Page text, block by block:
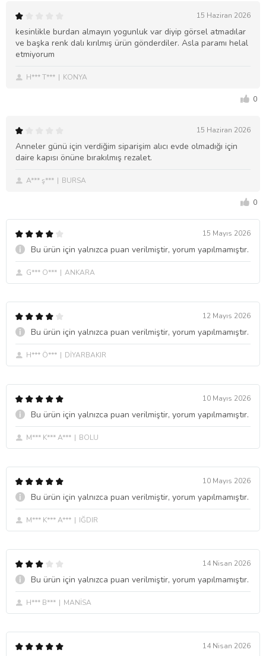
15 Haziran 2026
kesinlikle burdan almayın yogunluk var diyip görsel atmadılar
ve başka renk dalı kırılmış ürün gönderdiler. Asla paramı helal
etmiyorum
H*** T*** KONYA
0
15 Haziran 2026
Anneler günü için verdiğim siparişim alıcı evde olmadığı için
daire kapısı önüne bırakılmış rezalet.
A*** ş*** BURSA
0
15 Mayıs 2026
Bu ürün için yalnızca puan verilmiştir, yorum yapılmamıştır.
G*** O*** ANKARA
12 Mayıs 2026
Bu ürün için yalnızca puan verilmiştir, yorum yapılmamıştır.
H*** Ö*** DİYARBAKIR
10 Mayıs 2026
Bu ürün için yalnızca puan verilmiştir, yorum yapılmamıştır.
M*** K*** A*** BOLU
10 Mayıs 2026
Bu ürün için yalnızca puan verilmiştir, yorum yapılmamıştır.
M*** K*** A*** IĞDIR
14 Nisan 2026
Bu ürün için yalnızca puan verilmiştir, yorum yapılmamıştır.
H*** B*** MANİSA
14 Nisan 2026